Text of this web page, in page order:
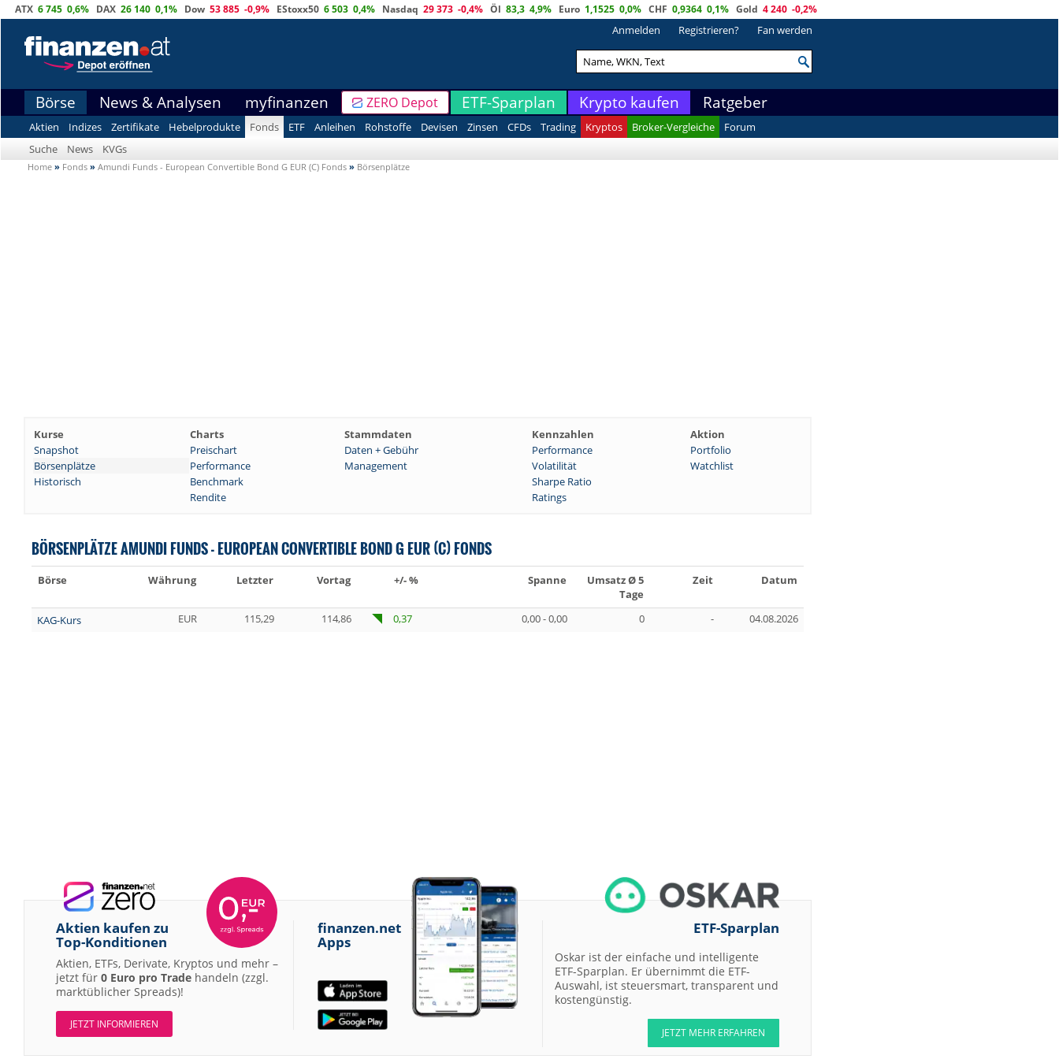
ATX 6 745 0,6% DAX 26 140 0,1% Dow 53 885 -0,9% EStoxx50 6 503 0,4% Nasdaq 29 373 -0,4% Öl 83,3 4,9% Euro 1,1525 0,0% CHF 0,9364 0,1% Gold 4 240 -0,2%
Anmelden Registrieren? Fan werden
Börse News & Analysen myfinanzen ZERO Depot ETF-Sparplan Krypto kaufen Ratgeber
Aktien Indizes Zertifikate Hebelprodukte Fonds ETF Anleihen Rohstoffe Devisen Zinsen CFDs Trading Kryptos Broker-Vergleiche
Forum
Suche
News KVGs
Home » Fonds » Amundi Funds - European Convertible Bond G EUR (C) Fonds » Börsenplätze
Kurse Charts Stammdaten Kennzahlen
Aktion
Snapshot
Preischart Daten + Gebühr Performance
Portfolio
Börsenplätze
Performance Management Volatilität
Watchlist
Historisch
Benchmark
Sharpe Ratio
Rendite
Ratings
BÖRSENPLÄTZE AMUNDI FUNDS - EUROPEAN CONVERTIBLE BOND G EUR (C) FONDS
Börse Währung Letzter Vortag +/- % Spanne
Umsatz Ø 5
Tage
Zeit Datum
KAG-Kurs EUR 115,29 114,86 0,37 0,00 - 0,00 0 - 04.08.2026
Aktien kaufen zu
Top-Konditionen
Aktien, ETFs, Derivate, Kryptos und mehr –
jetzt für 0 Euro pro Trade handeln (zzgl.
marktüblicher Spreads)!
JETZT INFORMIEREN
finanzen.net
Apps
ETF-Sparplan
Oskar ist der einfache und intelligente
ETF-Sparplan. Er übernimmt die ETF-
Auswahl, ist steuersmart, transparent und
kostengünstig.
JETZT MEHR ERFAHREN